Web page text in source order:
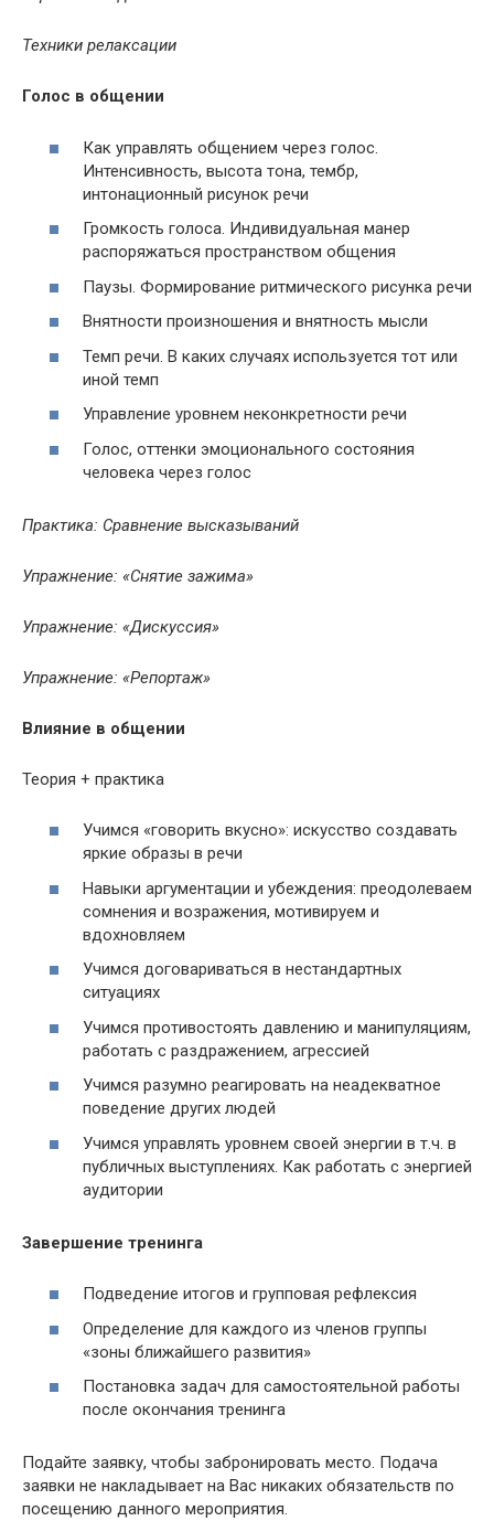
Техники релаксации
Голос в общении
Как управлять общением через голос.
Интенсивность, высота тона, тембр,
интонационный рисунок речи
Громкость голоса. Индивидуальная манер
распоряжаться пространством общения
Паузы. Формирование ритмического рисунка речи
Внятности произношения и внятность мысли
Темп речи. В каких случаях используется тот или
иной темп
Управление уровнем неконкретности речи
Голос, оттенки эмоционального состояния
человека через голос
Практика: Сравнение высказываний
Упражнение: «Снятие зажима»
Упражнение: «Дискуссия»
Упражнение: «Репортаж»
Влияние в общении
Теория + практика
Учимся «говорить вкусно»: искусство создавать
яркие образы в речи
Навыки аргументации и убеждения: преодолеваем
сомнения и возражения, мотивируем и
вдохновляем
Учимся договариваться в нестандартных
ситуациях
Учимся противостоять давлению и манипуляциям,
работать с раздражением, агрессией
Учимся разумно реагировать на неадекватное
поведение других людей
Учимся управлять уровнем своей энергии в т.ч. в
публичных выступлениях. Как работать с энергией
аудитории
Завершение тренинга
Подведение итогов и групповая рефлексия
Определение для каждого из членов группы
«зоны ближайшего развития»
Постановка задач для самостоятельной работы
после окончания тренинга
Подайте заявку, чтобы забронировать место. Подача
заявки не накладывает на Вас никаких обязательств по
посещению данного мероприятия.